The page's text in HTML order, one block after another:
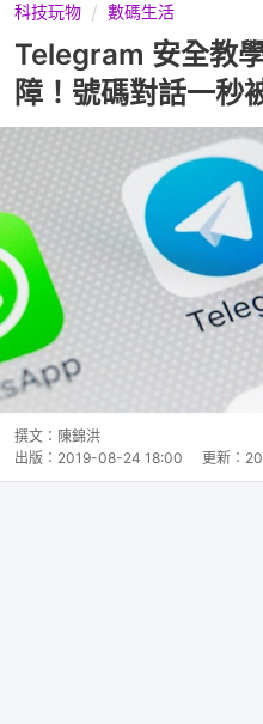
科技玩物 數碼生活
Telegram 安全教
障！號碼對話一秒
撰文： 陳錦洪
出版： 2019-08-24 18:00 更新：